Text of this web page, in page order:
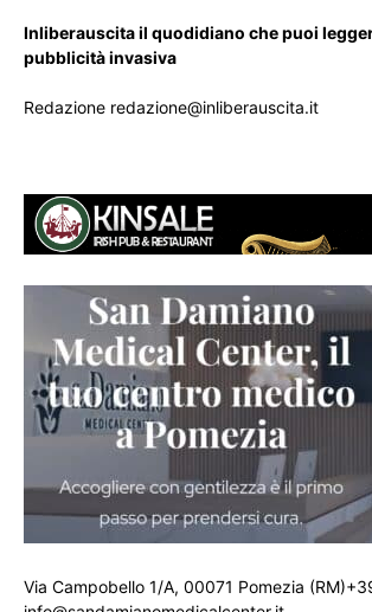
Inliberauscita il quodidiano che puoi
pubblicità invasiva
Redazione redazione@inliberauscita.it
Via Campobello 1/A, 00071 Pomezia